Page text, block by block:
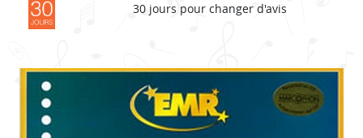
30 jours pour changer d'avis